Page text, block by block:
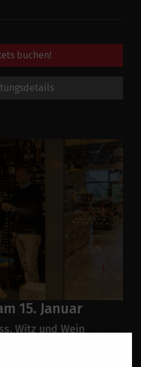
buchen!
15. Januar
Witz und Wein